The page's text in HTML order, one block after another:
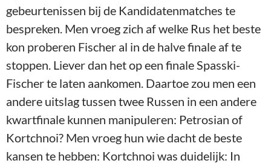
gebeurtenissen bij de Kandidatenmatches te
bespreken. Men vroeg zich af welke Rus het beste
kon proberen Fischer al in de halve finale af te
stoppen. Liever dan het op een finale Spasski-
Fischer te laten aankomen. Daartoe zou men een
andere uitslag tussen twee Russen in een andere
kwartfinale kunnen manipuleren: Petrosian of
Kortchnoi? Men vroeg hun wie dacht de beste
kansen te hebben: Kortchnoi was duidelijk: In